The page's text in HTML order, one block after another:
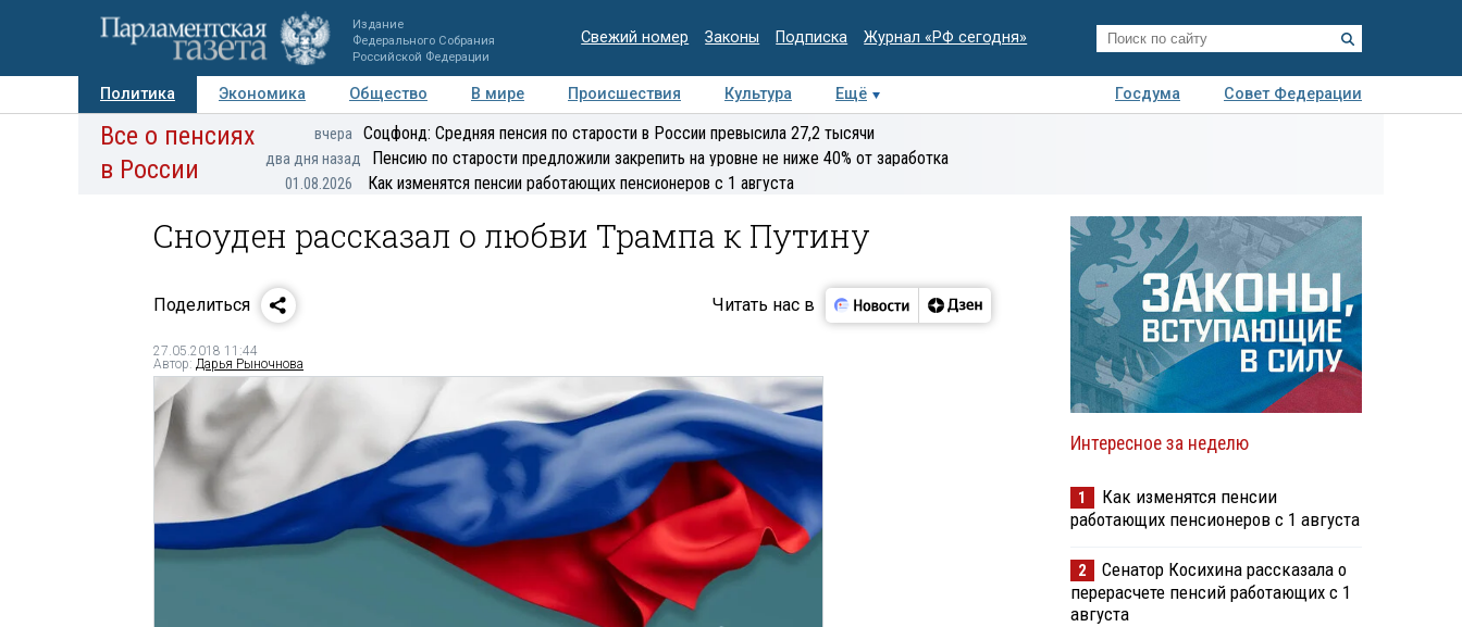
Издание
Федерального Собрания
Российской Федерации
Свежий номер Законы Подписка Журнал «РФ сегодня»
Политика Экономика Общество В мире Происшествия Культура Ещё Госдума
Совет Федерации
Авторы Персоны Мнения Регионы Медиацентр Интервью Колумнисты
экспертиза
Все о пенсиях
в России
вчера Соцфонд: Средняя пенсия по старости в России превысила 27,2 тысячи
два дня назад Пенсию по старости предложили закрепить на уровне не ниже 40% от заработка
01.08.2026 Как изменятся пенсии работающих пенсионеров с 1 августа
Сноуден рассказал о любви Трампа к Путину
Поделиться Читать нас в
27.05.2018 11:44
Автор: Дарья Рыночнова
Интересное за неделю
1
Как изменятся пенсии
работающих пенсионеров с 1 августа
2
Сенатор Косихина рассказала о
перерасчете пенсий работающих с 1
августа